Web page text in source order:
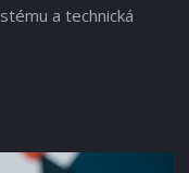
a technická